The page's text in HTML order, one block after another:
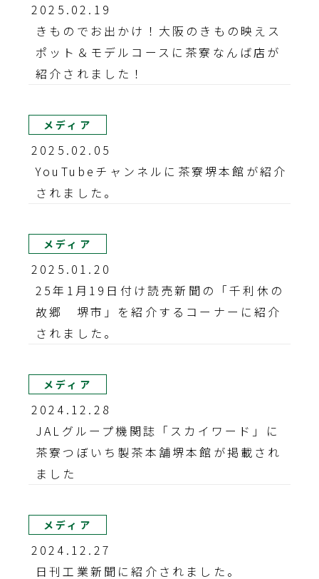
2025.02.19
きものでお出かけ！大阪のきもの映えス
ポット＆モデルコースに茶寮なんば店が
紹介されました！
メディア
2025.02.05
YouTubeチャンネルに茶寮堺本館が紹介
されました。
メディア
2025.01.20
25年1月19日付け読売新聞の「千利休の
故郷 堺市」を紹介するコーナーに紹介
されました。
メディア
2024.12.28
JALグループ機関誌「スカイワード」に
茶寮つぼいち製茶本舗堺本館が掲載され
ました
メディア
2024.12.27
日刊工業新聞に紹介されました。